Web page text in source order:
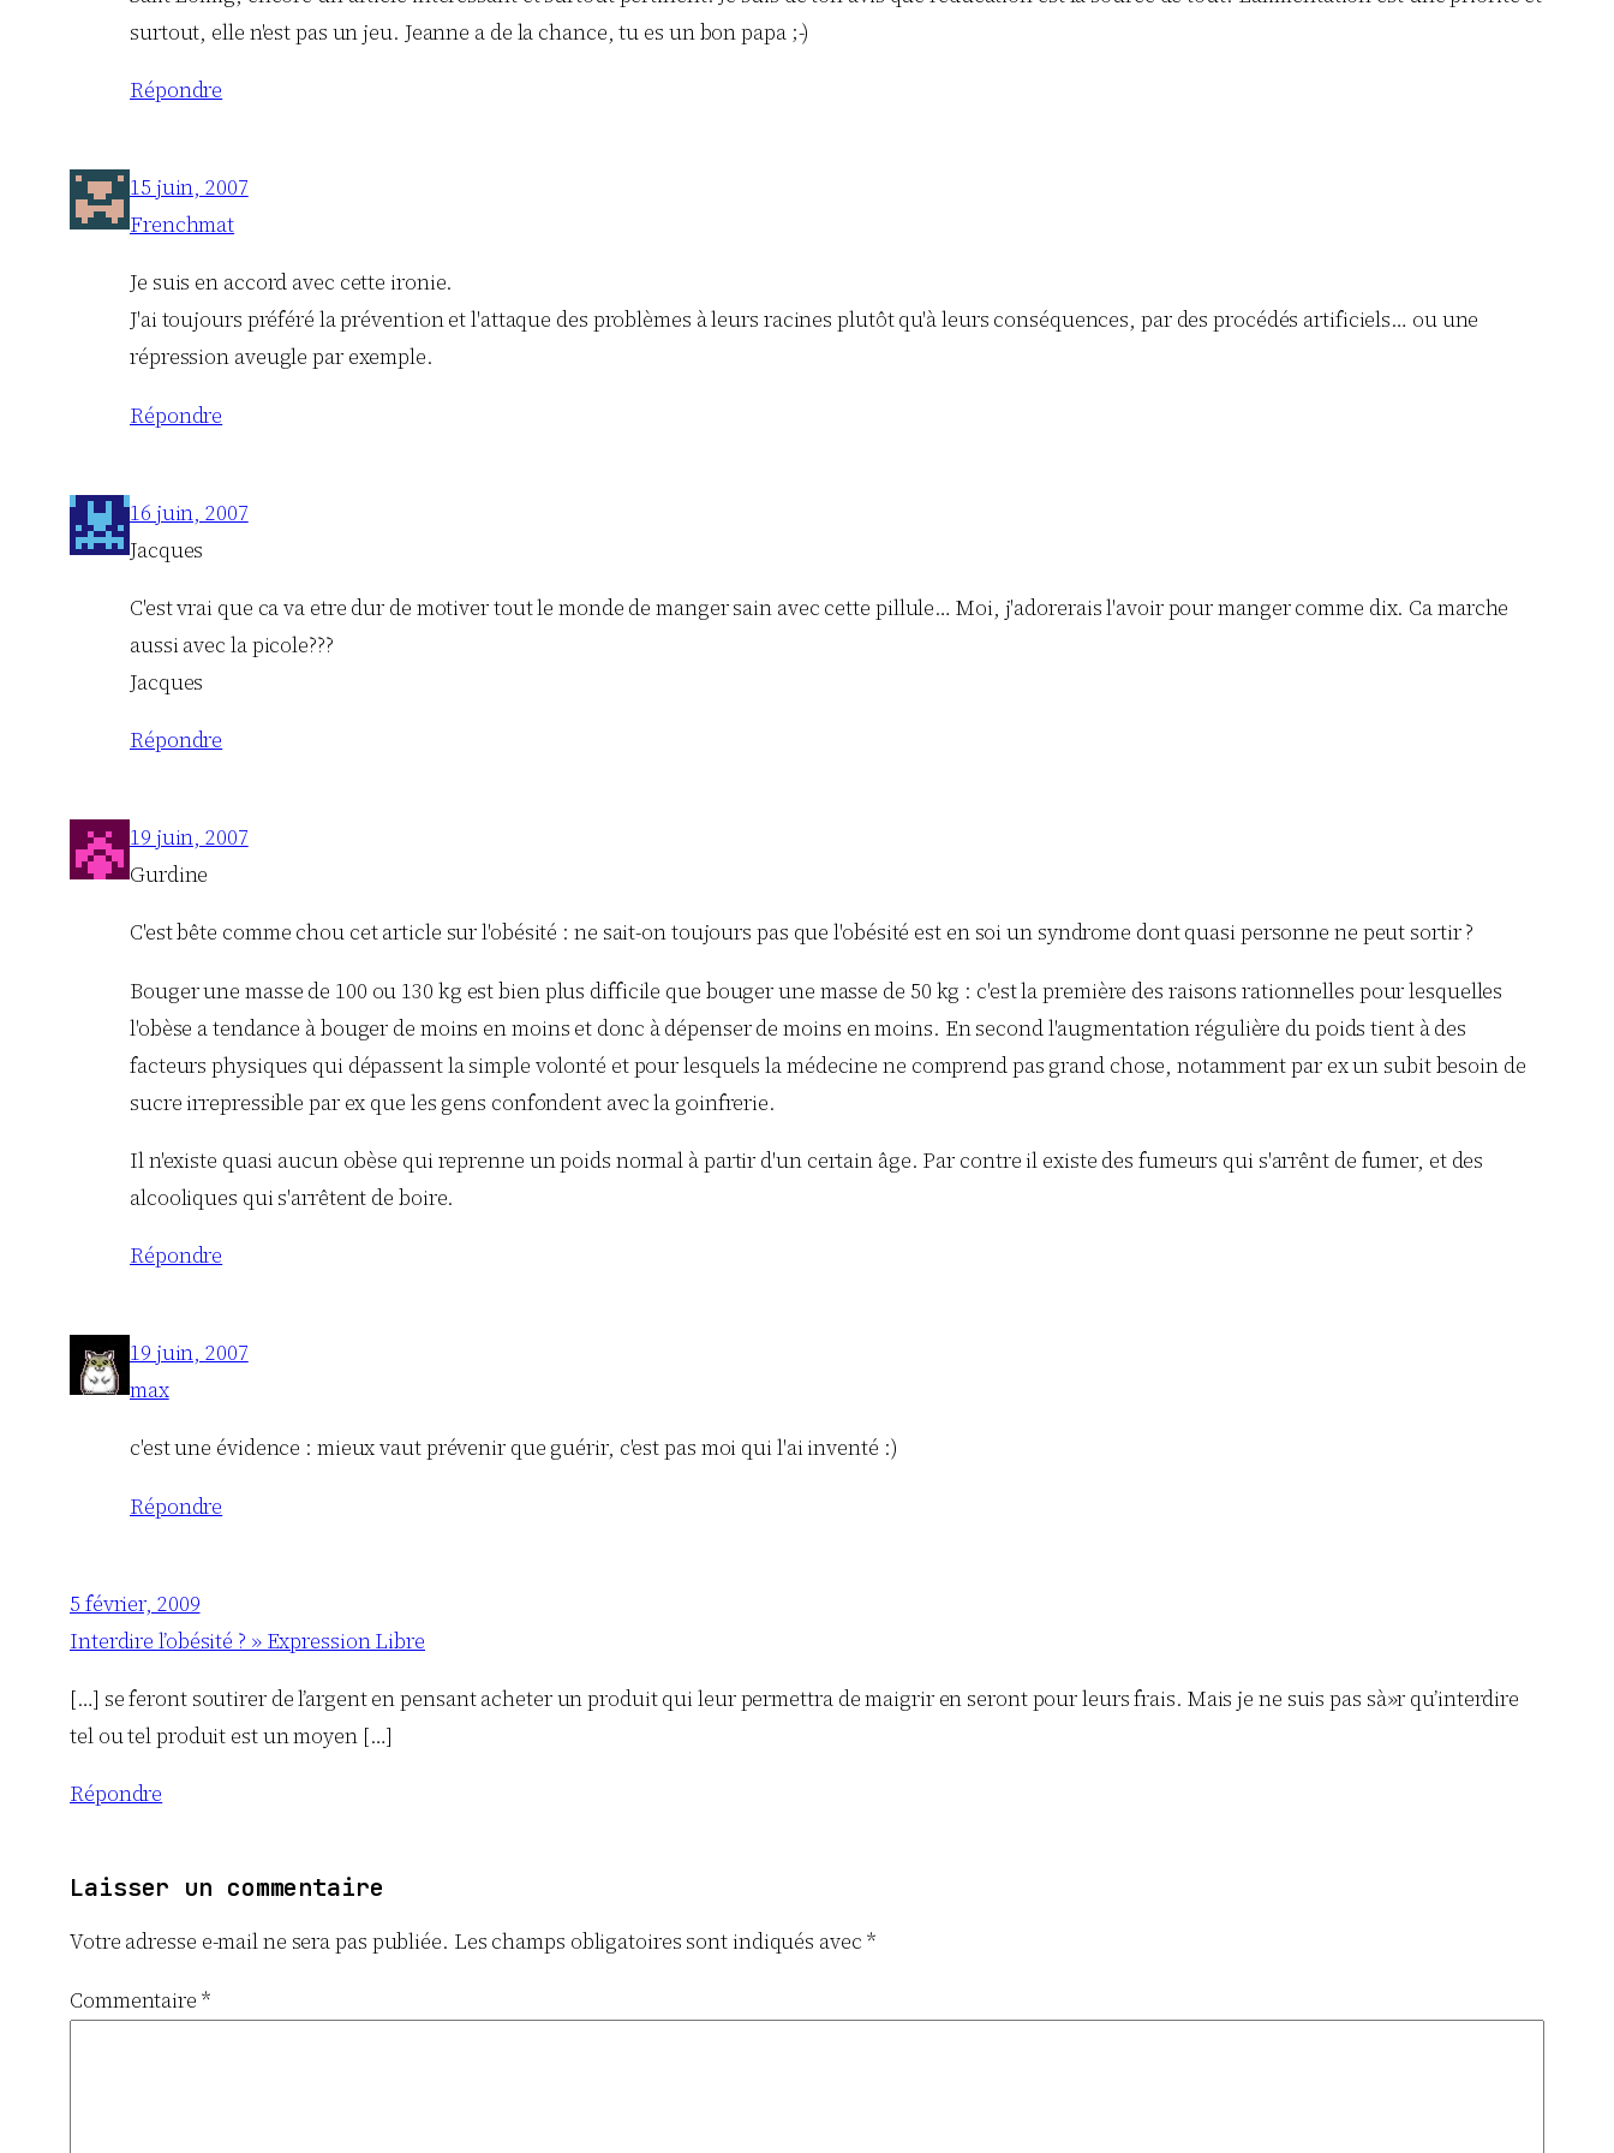
surtout, elle n'est pas un jeu. Jeanne a de la chance, tu es un bon papa ;-)
Répondre
15 juin, 2007
Frenchmat
Je suis en accord avec cette ironie.
J'ai toujours préféré la prévention et l'attaque des problèmes à leurs racines plutôt qu'à leurs conséquences, par des procédés artificiels… ou une
répression aveugle par exemple.
Répondre
16 juin, 2007
Jacques
C'est vrai que ca va etre dur de motiver tout le monde de manger sain avec cette pillule… Moi, j'adorerais l'avoir pour manger comme dix. Ca marche
aussi avec la picole???
Jacques
Répondre
19 juin, 2007
Gurdine
C'est bête comme chou cet article sur l'obésité : ne sait-on toujours pas que l'obésité est en soi un syndrome dont quasi personne ne peut sortir ?
Bouger une masse de 100 ou 130 kg est bien plus difficile que bouger une masse de 50 kg : c'est la première des raisons rationnelles pour lesquelles
l'obèse a tendance à bouger de moins en moins et donc à dépenser de moins en moins. En second l'augmentation régulière du poids tient à des
facteurs physiques qui dépassent la simple volonté et pour lesquels la médecine ne comprend pas grand chose, notamment par ex un subit besoin de
sucre irrepressible par ex que les gens confondent avec la goinfrerie.
Il n'existe quasi aucun obèse qui reprenne un poids normal à partir d'un certain âge. Par contre il existe des fumeurs qui s'arrênt de fumer, et des
alcooliques qui s'arrêtent de boire.
Répondre
19 juin, 2007
max
c'est une évidence : mieux vaut prévenir que guérir, c'est pas moi qui l'ai inventé :)
Répondre
5 février, 2009
Interdire l’obésité ? » Expression Libre
[…] se feront soutirer de l’argent en pensant acheter un produit qui leur permettra de maigrir en seront pour leurs frais. Mais je ne suis pas sà»r qu’interdire
tel ou tel produit est un moyen […]
Répondre
Laisser un commentaire
Votre adresse e-mail ne sera pas publiée. Les champs obligatoires sont indiqués avec *
Commentaire *